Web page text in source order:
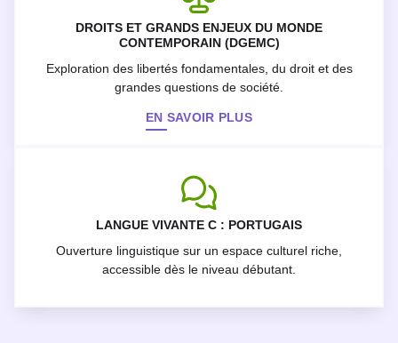
DROITS ET GRANDS ENJEUX DU MONDE
CONTEMPORAIN (DGEMC)
Exploration des libertés fondamentales, du droit et des
grandes questions de société.
EN SAVOIR PLUS
LANGUE VIVANTE C : PORTUGAIS
Ouverture linguistique sur un espace culturel riche,
accessible dès le niveau débutant.